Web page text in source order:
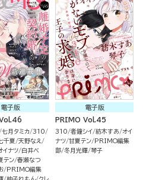
電子版
七月タミカ 310
千夏 天野なえ
イナツ 白井べ
テン 春瀬なつ
PRIMO編集
電子版
PRIMO Vol.45
310 者鐘シイ 紡木すあ オイ
ナツ 甘夏テン
PRIMO編集
部 冬月光輝 琴子